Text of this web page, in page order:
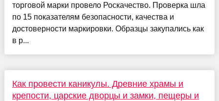
торговой марки провело Роскачество. Проверка шла
по 15 показателям безопасности, качества и
достоверности маркировки. Образцы закупались как
в р...
Как провести каникулы. Древние храмы и
крепости, царские дворцы и замки, пещеры и